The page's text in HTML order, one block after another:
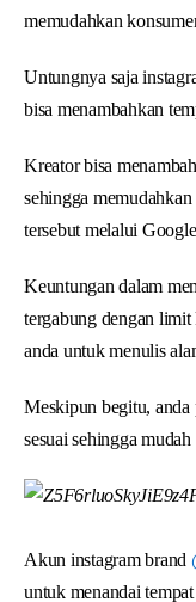
memudahkan
Untungnya saja
bisa menambahkan
Kreator bisa
sehingga
tersebut melalui
Keuntungan dalam
tergabung dengan limit
anda untuk menulis
Meskipun begitu, anda
sesuai sehingga
Akun instagram brand
untuk menandai